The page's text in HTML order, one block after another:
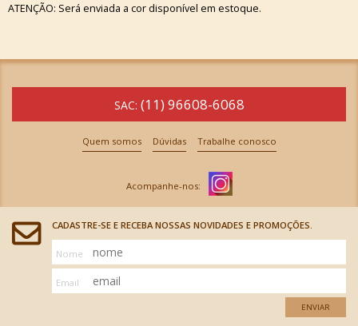
ATENÇÃO: Será enviada a cor disponível em estoque.
SAC: (11) 96608-6068
Quem somos Dúvidas Trabalhe conosco
CADASTRE-SE E RECEBA NOSSAS NOVIDADES E PROMOÇÕES.
Nome
Email
ENVIAR